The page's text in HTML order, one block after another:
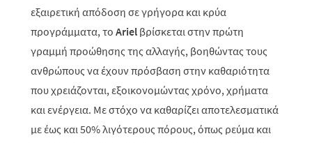
εξαιρετική απόδοση σε γρήγορα και κρύα
προγράμματα, το Ariel βρίσκεται στην πρώτη
γραμμή προώθησης της αλλαγής, βοηθώντας τους
ανθρώπους να έχουν πρόσβαση στην καθαριότητα
που χρειάζονται, εξοικονομώντας χρόνο, χρήματα
και ενέργεια. Με στόχο να καθαρίζει αποτελεσματικά
με έως και 50% λιγότερους πόρους, όπως ρεύμα και